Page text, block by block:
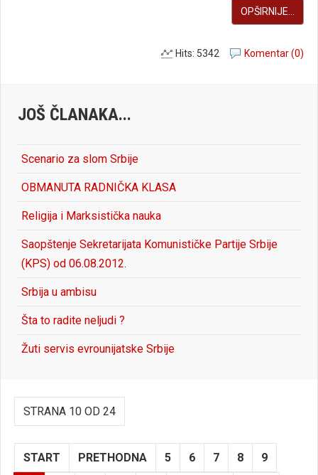
OPŠIRNIJE...
Komentar (0)
Hits: 5342
JOŠ ČLANAKA...
Scenario za slom Srbije
OBMANUTA RADNIČKA KLASA
Religija i Marksistička nauka
Saopštenje Sekretarijata Komunističke Partije Srbije
(KPS) od 06.08.2012.
Srbija u ambisu
Šta to radite neljudi ?
Žuti servis evrounijatske Srbije
STRANA 10 OD 24
START PRETHODNA 5 6 7 8 9